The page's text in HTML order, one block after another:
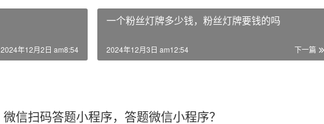
2024年12月2日 am8:54
一个粉丝灯牌多少钱，粉丝灯牌要钱的吗
下一篇
2024年12月3日 am12:54
微信扫码答题小程序，答题微信小程序？